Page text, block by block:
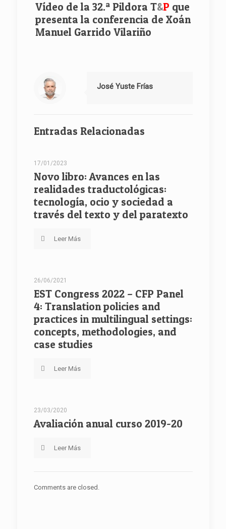
Vídeo de la 32.ª Pildora T&P que
presenta la conferencia de Xoán
Manuel Garrido Vilariño
José Yuste Frías
Entradas Relacionadas
17/01/2023
Novo libro: Avances en las
realidades traductológicas:
tecnología, ocio y sociedad a
través del texto y del paratexto
Leer Más
26/06/2021
EST Congress 2022 – CFP Panel
4: Translation policies and
practices in multilingual settings:
concepts, methodologies, and
case studies
Leer Más
23/03/2020
Avaliación anual curso 2019-20
Leer Más
Comments are closed.